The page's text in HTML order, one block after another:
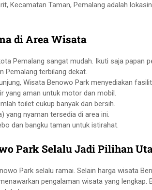
Kecamatan Taman, Pemalang adalah
di Area Wisata
Pemalang sangat mudah. Ikuti saja papan
Pemalang terbilang dekat.
Wisata Benowo Park menyediakan
yang aman untuk motor dan mobil.
toilet cukup banyak dan bersih.
nyaman tersedia di area ini.
dan bangku taman untuk istirahat.
Park Selalu Jadi Pilihan
Park selalu ramai. Selain harga wisata
pengalaman wisata yang lengkap.